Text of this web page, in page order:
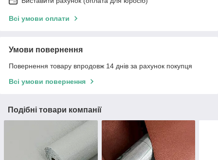
Всі умови оплати
Умови повернення
Повернення товару впродовж 14 днів за рахунок покупця
Всі умови повернення
Подібні товари компанії